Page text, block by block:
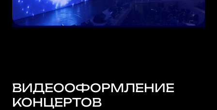
ВИДЕООФОРМЛЕНИЕ
КОНЦЕРТОВ